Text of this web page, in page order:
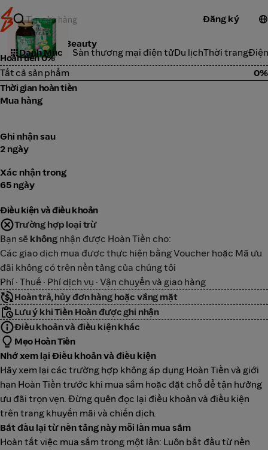
Đăng ký
Danh Mục Sàn thương mại điện tửDu lịchThời trang
Tảo Spirulina Beauty
Hoàn tiền 0%
Tất cả sản phẩm
0%
Thời gian hoàn tiền
Mua hàng
Ghi nhận sau
2 ngày
Xác nhận trong
65 ngày
Điều kiện và điều khoản
Trường hợp loại trừ
Bạn sẽ không nhận được Hoàn Tiền cho:
Các giao dịch mua được thực hiện bằng Voucher hoặc Mã ưu
đãi không có trên nền tảng của chúng tôi
Phí · Thuế · Phí dịch vụ · Vận chuyển và giao hàng
Hoàn trả, hủy đơn hàng hoặc vắng mặt
Lưu ý khi Tiền Hoàn được ghi nhận
Điều khoản và điều kiện khác
Mẹo Hoàn Tiền
Nhớ xem lại Điều khoản và điều kiện
Hãy xem lại các trường hợp không áp dụng Hoàn Tiền và giới
hạn Hoàn Tiền trước khi mua sắm hoặc đặt chỗ để tận hưởng
ưu đãi trọn vẹn. Đừng quên đọc lại điều khoản và điều kiện
trên trang khuyến mãi và chiến dịch.
Bắt đầu lại từ nền tảng này mỗi lần mua sắm
Hoàn tất việc mua sắm trong một lần: Luôn bắt đầu từ nền